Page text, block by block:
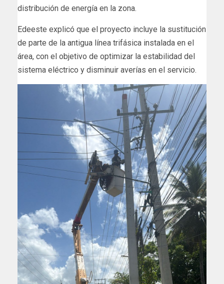
distribución de energía en la zona.
Edeeste explicó que el proyecto incluye la sustitución
de parte de la antigua línea trifásica instalada en el
área, con el objetivo de optimizar la estabilidad del
sistema eléctrico y disminuir averías en el servicio.